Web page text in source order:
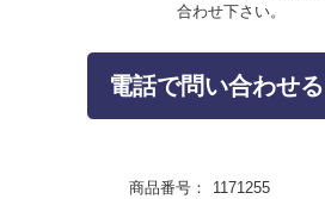
合わせ下さい。
電話で問い合わせ
商品番号： 1171255